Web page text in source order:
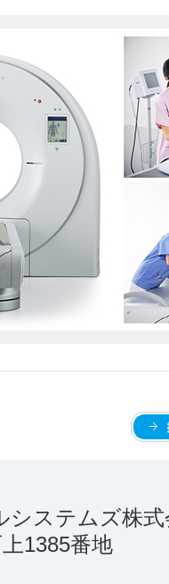
システムズ株式
1385番地